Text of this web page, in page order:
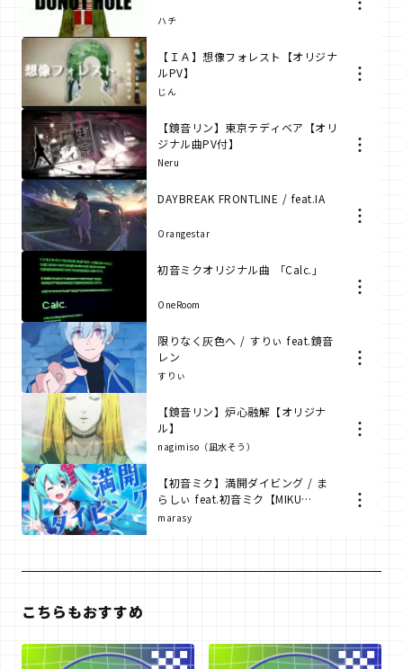
ハチ
【ＩＡ】想像フォレスト【オリジナ
ルPV】
じん
【鏡音リン】東京テディベア【オリ
ジナル曲PV付】
Neru
DAYBREAK FRONTLINE / feat.IA
Orangestar
初音ミクオリジナル曲 「Calc.」
OneRoom
限りなく灰色へ / すりぃ feat.鏡音
レン
すりぃ
【鏡音リン】炉心融解【オリジナ
ル】
nagimiso（凪水そう）
【初音ミク】満開ダイビング / ま
らしぃ feat.初音ミク【MIKU
LAND】
marasy
こちらもおすすめ